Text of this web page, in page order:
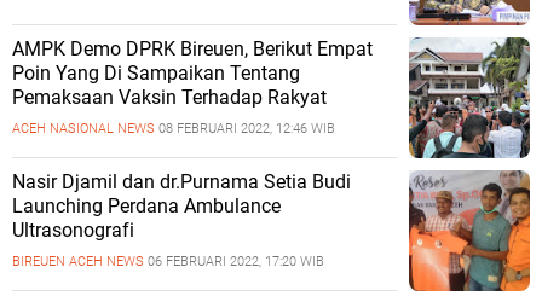
AMPK Demo DPRK Bireuen, Berikut Empat
Poin Yang Di Sampaikan Tentang
Pemaksaan Vaksin Terhadap Rakyat
ACEH NASIONAL NEWS 08 FEBRUARI 2022, 12:46 WIB
Nasir Djamil dan dr.Purnama Setia Budi
Launching Perdana Ambulance
Ultrasonografi
BIREUEN ACEH NEWS 06 FEBRUARI 2022, 17:20 WIB